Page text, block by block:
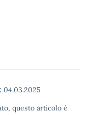
04.03.2025
questo articolo è